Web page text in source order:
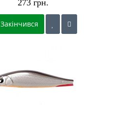
273 грн.
Закінчився